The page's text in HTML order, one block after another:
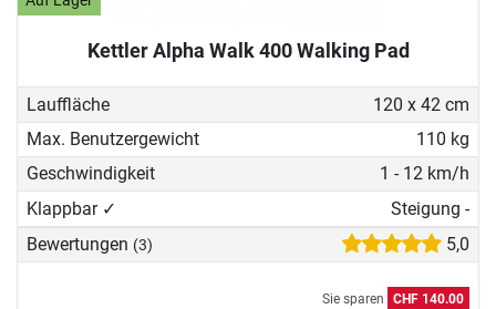
Kettler Alpha Walk 400 Walking Pad
Lauffläche
120 x 42 cm
Max. Benutzergewicht
110 kg
Geschwindigkeit
1 - 12 km/h
Klappbar ✓
Steigung -
Bewertungen (3) 5,0
Sie sparen CHF 140.00